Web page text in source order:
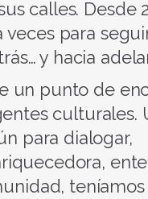
calles. Desde
para
y hacia
un punto de
culturales.
para dialogar,